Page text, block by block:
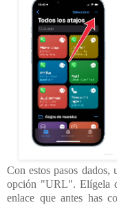
Con estos pasos dados,
opción "URL". Elígela
enlace que antes has